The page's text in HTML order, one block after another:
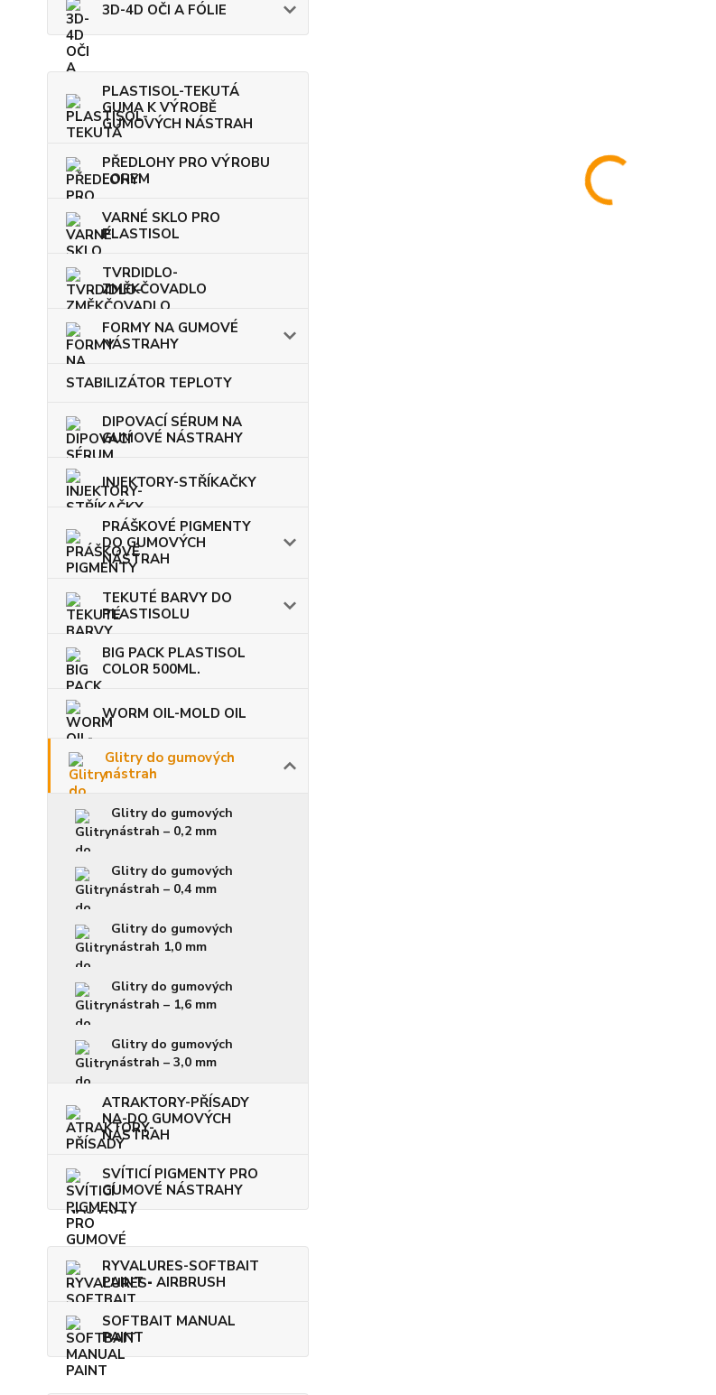
3D-4D OČI A FÓLIE
PLASTISOL-TEKUTÁ
GUMA K VÝROBĚ
GUMOVÝCH NÁSTRAH
PŘEDLOHY PRO VÝROBU
FOREM
VARNÉ SKLO PRO
PLASTISOL
TVRDIDLO-
ZMĚKČOVADLO
FORMY NA GUMOVÉ
NÁSTRAHY
STABILIZÁTOR TEPLOTY
DIPOVACÍ SÉRUM NA
GUMOVÉ NÁSTRAHY
INJEKTORY-STŘÍKAČKY
PRÁŠKOVÉ PIGMENTY
DO GUMOVÝCH
NÁSTRAH
TEKUTÉ BARVY DO
PLASTISOLU
BIG PACK PLASTISOL
COLOR 500ML.
WORM OIL-MOLD OIL
Glitry do gumových
nástrah
Glitry do gumových
nástrah – 0,2 mm
Glitry do gumových
nástrah – 0,4 mm
Glitry do gumových
nástrah 1,0 mm
Glitry do gumových
nástrah – 1,6 mm
Glitry do gumových
nástrah – 3,0 mm
ATRAKTORY-PŘÍSADY
NA-DO GUMOVÝCH
NÁSTRAH
SVÍTICÍ PIGMENTY PRO
GUMOVÉ NÁSTRAHY
RYVALURES-SOFTBAIT
PAINT - AIRBRUSH
SOFTBAIT MANUAL
PAINT